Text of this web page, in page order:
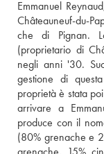
Emmanuel
Châteauneuf-du-
che di Pignan.
(proprietario di
negli anni '30.
gestione di
proprietà è stata
arrivare a
produce con il
(80% grenache e